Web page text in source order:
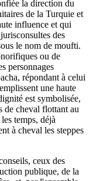
la direction du
de la Turquie et
influence et qui
des
le nom de moufti.
ou de
personnages
répondant à celui
une haute
est symbolisée,
de cheval flottant au
temps, déjà
à cheval les steppes
ceux des
publique, de la